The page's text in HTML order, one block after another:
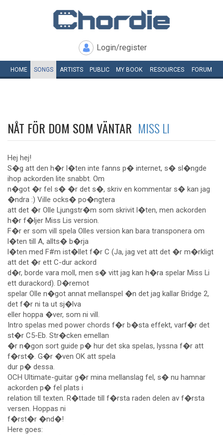
Login/register
HOME SONGS ARTISTS PUBLIC MY BOOK RESOURCES FORUM
NÅT FÖR DOM SOM VÄNTAR MISS LI
Hej hej!
S�g att den h�r l�ten inte fanns p� internet, s� sl�ngde
ihop ackorden lite snabbt. Om
n�got �r fel s� �r det s�, skriv en kommentar s� kan jag
�ndra :) Ville ocks� po�ngtera
att det �r Olle Ljungstr�m som skrivit l�ten, men ackorden
h�r f�ljer Miss Lis version.
F�r er som vill spela Olles version kan bara transponera om
l�ten till A, allts� b�rja
l�ten med F#m ist�llet f�r C (Ja, jag vet att det �r m�rkligt
att det �r ett C-dur ackord
d�r, borde vara moll, men s� vitt jag kan h�ra spelar Miss Li
ett durackord). D�remot
spelar Olle n�got annat mellanspel �n det jag kallar Bridge 2,
det f�r ni ta ut sj�lva
eller hoppa �ver, som ni vill.
Intro spelas med power chords f�r b�sta effekt, varf�r det
st�r C5-Eb. Str�cken emellan
�r n�gon sort guide p� hur det ska spelas, lyssna f�r att
f�rst�. G�r �ven OK att spela
dur p� dessa.
OCH Ultimate-guitar g�r mina mellanslag fel, s� nu hamnar
ackorden p� fel plats i
relation till texten. R�ttade till f�rsta raden delen av f�rsta
versen. Hoppas ni
f�rst�r �nd�!
Here goes: